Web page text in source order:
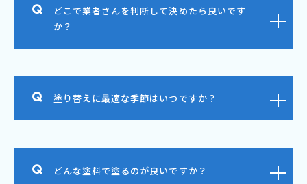
どこで業者さんを判断して決めたら良いです
か？
塗り替えに最適な季節はいつですか？
どんな塗料で塗るのが良いですか？